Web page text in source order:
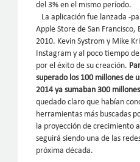
del 3% en el mismo período.
La aplicación fue lanzada -
Apple Store de San Francisco,
2010. Kevin Systrom y Mike
Instagram y al poco tiempo
por el éxito de su creación.
superado los 100 millones de
2014 ya sumaban 300 millones
quedado claro que habían
herramientas más buscadas
la proyección de crecimiento
seguirá siendo una de las
próxima década.